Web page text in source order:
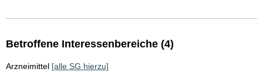
Betroffene Interessenbereiche (4)
Arzneimittel [alle SG hierzu]